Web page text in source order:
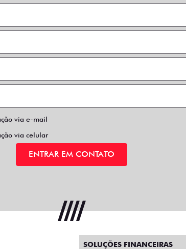
via e-mail
via celular
ENTRAR EM CONTATO
SOLUÇÕES FINANCEIRAS